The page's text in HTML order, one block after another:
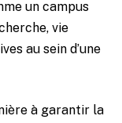
un campus
vie
au sein d’une
à garantir la